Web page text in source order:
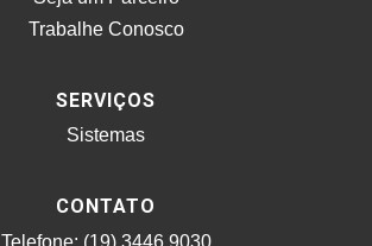
Trabalhe Conosco
SERVIÇOS
Sistemas
CONTATO
Telefone: (19) 3446.9030